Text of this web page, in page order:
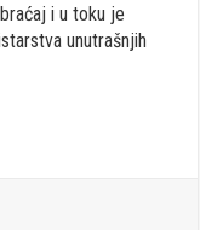
i u toku je
unutrašnjih